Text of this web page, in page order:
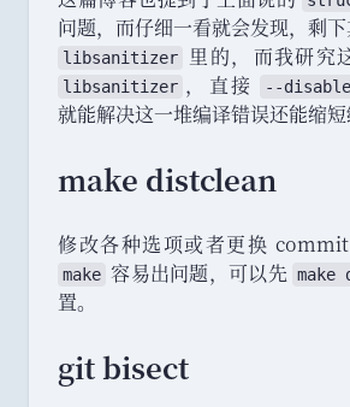
问题， 而仔细一看就会发现， 剩
libsanitizer 里的， 而我研究
libsanitizer ， 直接 --disable
就能解决这一堆编译错误还能缩
make distclean
修改各种选项或者更换
make 容易出问题， 可以先
置。
git bisect